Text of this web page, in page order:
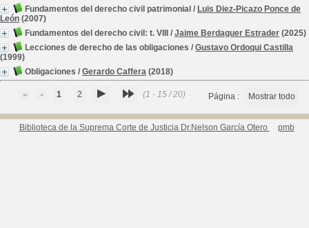
Fundamentos del derecho civil patrimonial / Luis Diez-Picazo Ponce de
León (2007)
Fundamentos del derecho civil: t. VIII
/ Jaime Berdaguer Estrader (2025)
Lecciones de derecho de las obligaciones / Gustavo Ordoqui Castilla
(1999)
Obligaciones / Gerardo Caffera (2018)
1 2 (1 - 15 / 20) Página : Mostrar todo
Biblioteca de la Suprema Corte de Justicia Dr.Nelson García Otero pmb